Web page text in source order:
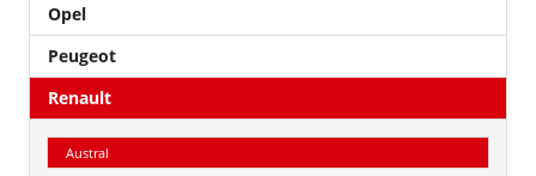
Opel
Peugeot
Renault
Austral